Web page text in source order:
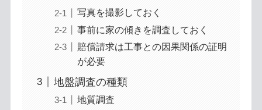
写真を撮影しておく
事前に家の傾きを調査しておく
賠償請求は工事との因果関係の証明
が必要
地盤調査の種類
地質調査